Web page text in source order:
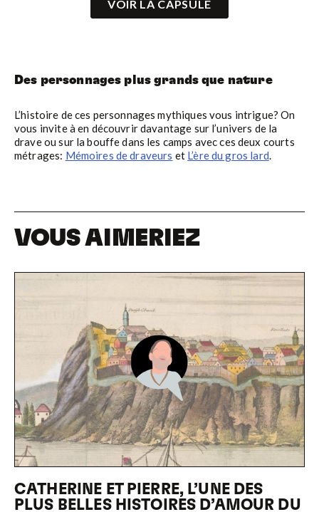
VOIR LA CAPSULE
Des personnages plus grands que nature
L’histoire de ces personnages mythiques vous intrigue? On
vous invite à en découvrir davantage sur l’univers de la
drave ou sur la bouffe dans les camps avec ces deux courts
métrages: Mémoires de draveurs et L’ère du gros lard.
VOUS AIMERIEZ
CATHERINE ET PIERRE, L’UNE DES
PLUS BELLES HISTOIRES D’AMOUR DU